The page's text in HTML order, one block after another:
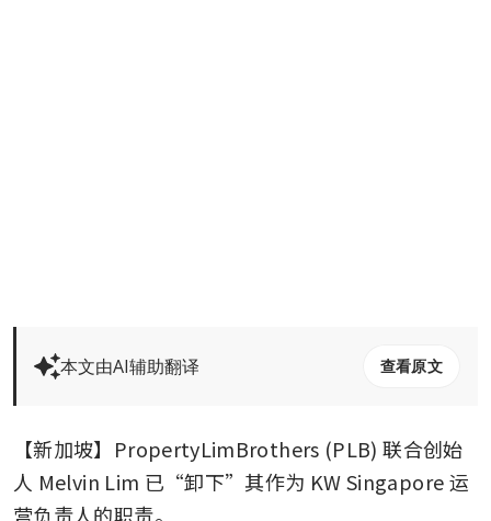
本文由AI辅助翻译 查看原文
【新加坡】PropertyLimBrothers (PLB) 联合创始
人 Melvin Lim 已“卸下”其作为 KW Singapore 运
营负责人的职责。